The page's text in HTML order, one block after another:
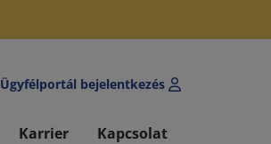
Ügyfélportál bejelentkezés
Karrier Kapcsolat